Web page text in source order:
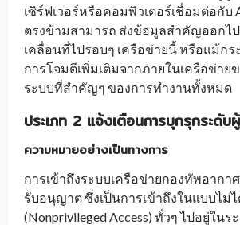
เซิร์ฟเวอร์หรือคอมพิวเตอร์เชื่อมต่อกับ
ตรงข้ามสามารถ ส่งข้อมูลสำคัญออกไ
เคลื่อนที่ไปรอบๆ เครือข่ายนี้ หรือแม้กร
การโจมตีเพิ่มเติมจากภายในเครือข่าย
ระบบที่สำคัญๆ ของการทำงานทั้งหมด
ประเภท 2 แจ้งเตือนการบุกรุกระดับ
ความหมายอย่างเป็นทางการ
การเข้าถึงระบบเครือข่ายกองทัพอากา
รับอนุญาต ซึ่งเป็นการเข้าถึงในแบบไม่
(Nonprivileged Access) ทั่วๆ ไปอยู่ในร